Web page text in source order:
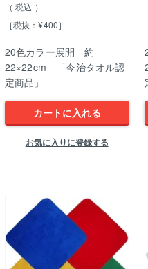
税込
［税抜：¥400］
20色カラー展開 約
22×22cm 「今治タオル認
定商品」
カートに入れる
お気に入りに登録する